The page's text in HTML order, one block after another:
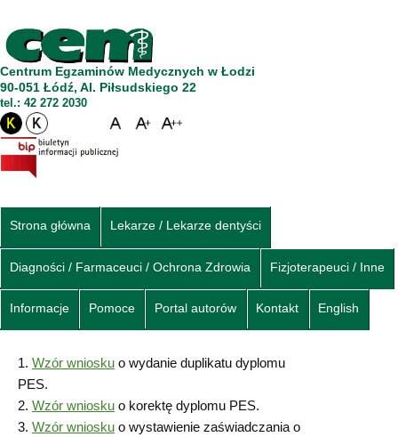
Centrum Egzaminów Medycznych w Łodzi
90-051 Łódź, Al. Piłsudskiego 22
tel.: 42 272 2030
Strona główna Lekarze / Lekarze dentyści
Diagności / Farmaceuci / Ochrona Zdrowia Fizjoterapeuci / Inne
Informacje Pomoce Portal autorów Kontakt English
1. Wzór wniosku o wydanie duplikatu dyplomu
PES.
2. Wzór wniosku o korektę dyplomu PES.
3. Wzór wniosku o wystawienie zaświadczania o